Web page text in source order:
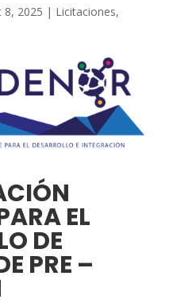
8, 2025 | Licitaciones,
EL
DE
PRE –